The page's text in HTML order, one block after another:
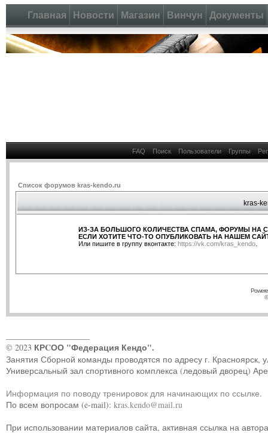
Главная Новости Магазин Винчун Документы
FAQ Поиск Пользователи Группы
Список форумов kras-kendo.ru
kras-
ИЗ-ЗА БОЛЬШОГО КОЛИЧЕСТВА СПАМА, ФОРУМЫ НА
ЕСЛИ ХОТИТЕ ЧТО-ТО ОПУБЛИКОВАТЬ НА НАШЕМ
Или пишите в группу вконтакте: https://vk.com/kras_kendo
© 2023 КРCОО "Федерация Кендо".
Занятия Сборной команды проводятся по адресу г. Красноярск,
Универсальный зал спортивного комплекса (ледовый дворец)
Информация по поводу тренировок для начинающих по ссылке.
По всем вопросам (e-mail): kras.kendo@mail.ru
При использовании материалов сайта, активная ссылка на